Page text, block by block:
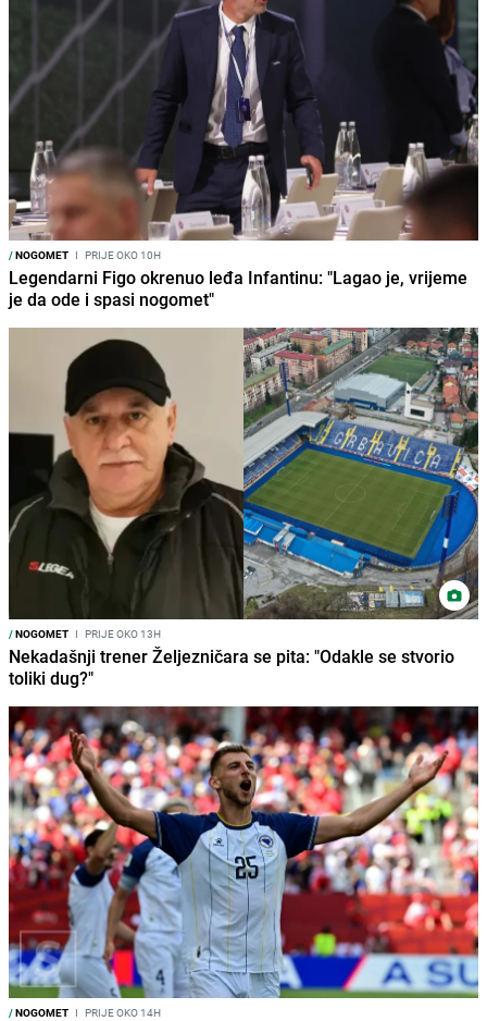
/NOGOMET I PRIJE OKO 10H
Legendarni Figo okrenuo leđa Infantinu: "Lagao je, vrijeme
je da ode i spasi nogomet"
/NOGOMET I PRIJE OKO 13H
Nekadašnji trener Željezničara se pita: "Odakle se stvorio
toliki dug?"
/NOGOMET I PRIJE OKO 14H